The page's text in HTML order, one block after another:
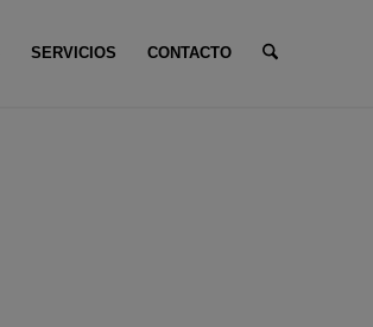
SERVICIOS CONTACTO